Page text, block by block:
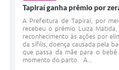
Tapiraí ganha prêmio por
A Prefeitura de Tapiraí, por
recebeu o prêmio Luiza
reconhecimento às ações por
da sífilis, doença causada pela
que passa da mãe para o
momento do parto. A...